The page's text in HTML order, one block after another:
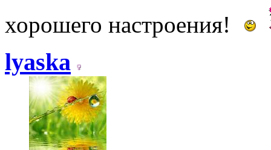
хорошего настроения!
lyaska